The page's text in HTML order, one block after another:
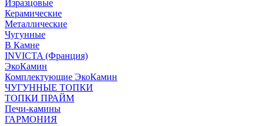
Изразцовые
Керамические
Металлические
Чугунные
В Камне
INVICTA (Франция)
ЭкоКамин
Комплектующие ЭкоКамин
ЧУГУННЫЕ ТОПКИ
ТОПКИ ПРАЙМ
Печи-камины
ГАРМОНИЯ